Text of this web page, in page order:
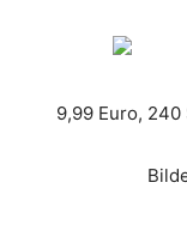
9,99 Euro, 240